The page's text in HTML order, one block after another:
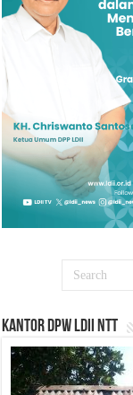
Kantor DPW LDII NTT